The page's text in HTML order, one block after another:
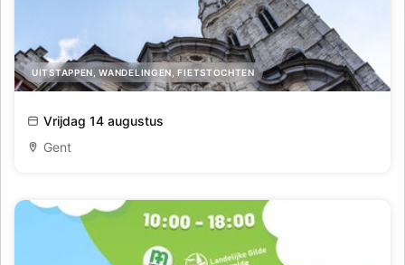
UITSTAPPEN, WANDELINGEN, FIETSTOCHTEN
Beeldige Borsten
Vrijdag 14 augustus
Gent